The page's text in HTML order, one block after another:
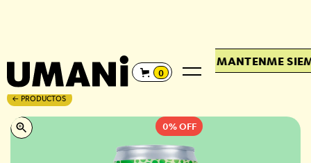
0
FRÍA · MANTENME SIEMPRE FRÍA MANTENME
←PRODUCTOS
0%OFF